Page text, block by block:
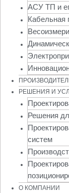
АСУ ТП и
Кабельная
РЕШЕНИЯ И
Решения
систем
О КОМПАНИИ